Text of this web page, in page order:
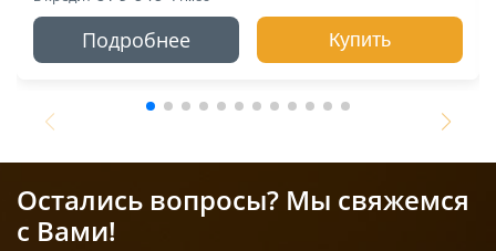
Подробнее Купить
Остались вопросы? Мы свяжемся
с Вами!